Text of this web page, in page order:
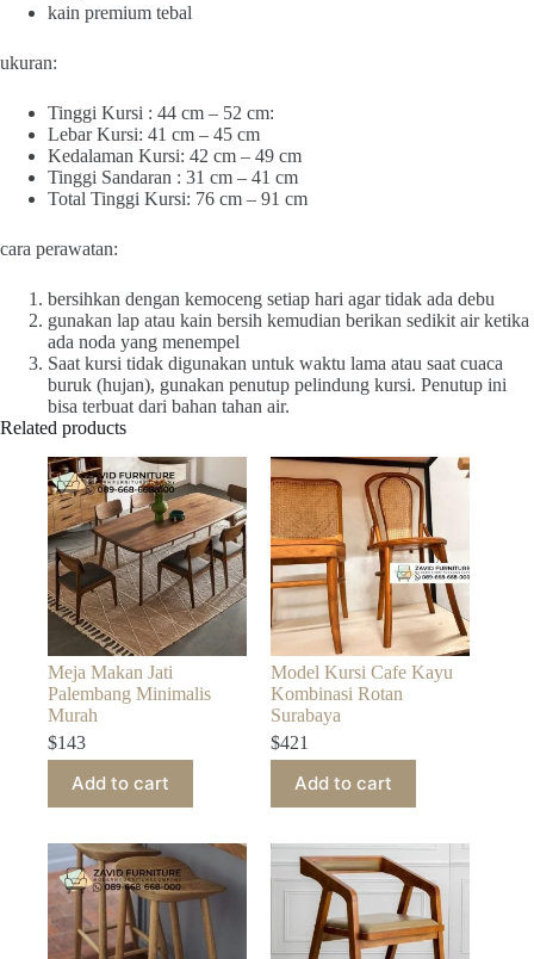
kain premium tebal
ukuran:
Tinggi Kursi : 44 cm – 52 cm:
Lebar Kursi: 41 cm – 45 cm
Kedalaman Kursi: 42 cm – 49 cm
Tinggi Sandaran : 31 cm – 41 cm
Total Tinggi Kursi: 76 cm – 91 cm
cara perawatan:
bersihkan dengan kemoceng setiap hari agar tidak ada debu
gunakan lap atau kain bersih kemudian berikan sedikit air ketika
ada noda yang menempel
Saat kursi tidak digunakan untuk waktu lama atau saat cuaca
buruk (hujan), gunakan penutup pelindung kursi. Penutup ini
bisa terbuat dari bahan tahan air.
Related products
Meja Makan Jati
Palembang Minimalis
Murah
$143
Add to cart
Model Kursi Cafe Kayu
Kombinasi Rotan
Surabaya
$421
Add to cart